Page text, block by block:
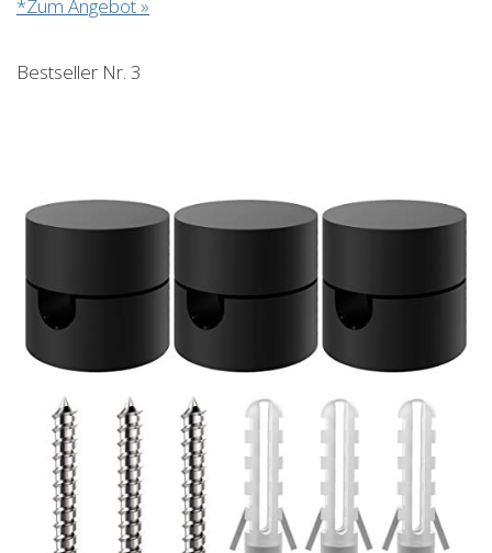
*Zum Angebot »
Bestseller Nr. 3